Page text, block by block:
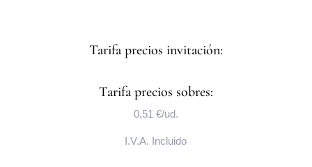
Tarifa precios invitación:
Tarifa precios sobres:
0,51 €/ud.
I.V.A. Incluido